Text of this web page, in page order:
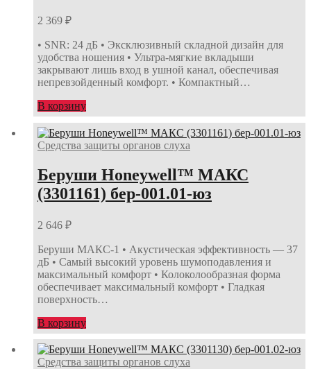
2 369 ₽
• SNR: 24 дБ • Эксклюзивный складной дизайн для
удобства ношения • Ультра-мягкие вкладыши
закрывают лишь вход в ушной канал, обеспечивая
непревзойденный комфорт. • Компактный…
В корзину
Средства защиты органов слуха
Беруши Honeywell™ МАКС
(3301161) бер-001.01-юз
2 646 ₽
Беруши МАКС-1 • Акустическая эффективность — 37
дБ • Самый высокий уровень шумоподавления и
максимальный комфорт • Колоколообразная форма
обеспечивает максимальный комфорт • Гладкая
поверхность…
В корзину
Средства защиты органов слуха